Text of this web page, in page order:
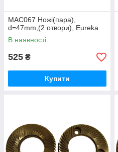
MAC067 Ножі(пара),
d=47mm,(2 отвори), Eureka
В наявності
525 ₴
Купити